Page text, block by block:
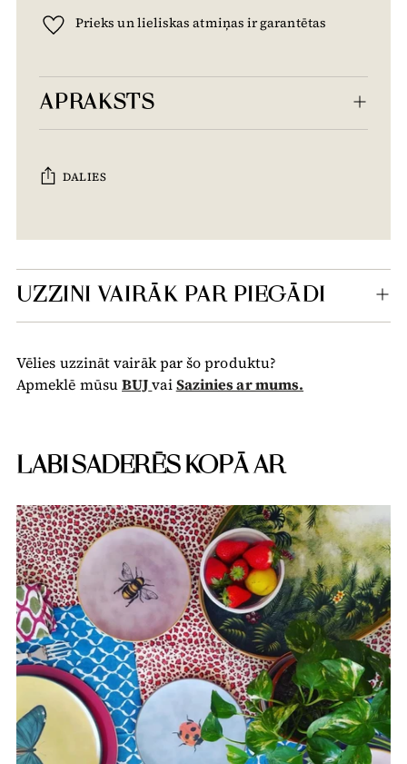
Prieks un lieliskas atmiņas ir garantētas
APRAKSTS
DALIES
grozam...
UZZINI VAIRĀK PAR PIEGĀDI
Vēlies uzzināt vairāk par šo produktu?
Apmeklē mūsuBUJvaiSazinies ar mums.
LABI SADERĒS KOPĀ AR